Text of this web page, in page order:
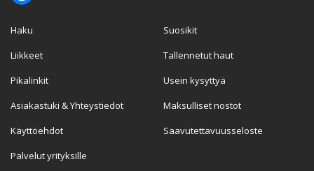
Haku
Liikkeet
Pikalinkit
Asiakastuki & Yhteystiedot
Käyttöehdot
Palvelut yrityksille
Suosikit
Tallennetut haut
Usein kysyttyä
Maksulliset nostot
Saavutettavuusseloste